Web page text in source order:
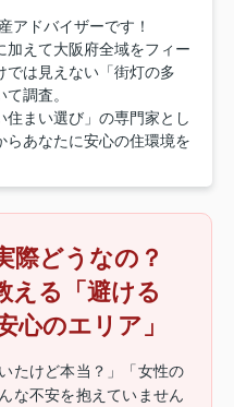
アドバイザーです！
加えて大阪府全域をフィー
では見えない「街灯の多
調査。
まい選び」の専門家とし
らあなたに安心の住環境を
際どうなの？
える「避ける
心のエリア」
たけど本当？」「女性の
な不安を抱えていません